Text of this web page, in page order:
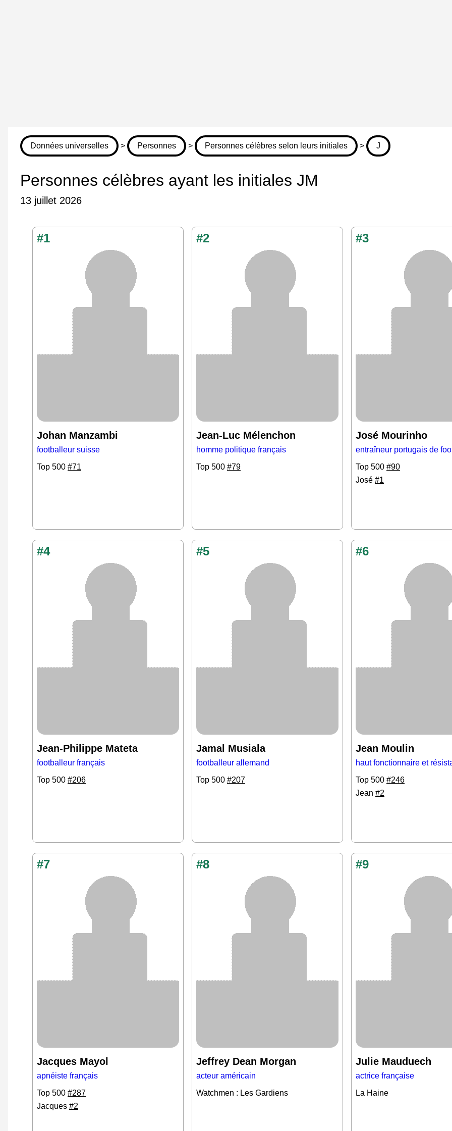
Données universelles > Personnes > Personnes célèbres selon leurs initiales > J
Personnes célèbres ayant les initiales JM
13 juillet 2026
#1
Johan Manzambi
footballeur suisse
Top 500 #71
#2
Jean-Luc Mélenchon
homme politique français
Top 500 #79
#3
José Mourinho
entraîneur portugais de
Top 500 #90
José #1
#4
Jean-Philippe Mateta
footballeur français
Top 500 #206
#5
Jamal Musiala
footballeur allemand
Top 500 #207
#6
Jean Moulin
haut fonctionnaire et
Top 500 #246
Jean #2
#7
Jacques Mayol
apnéiste français
Top 500 #287
Jacques #2
#8
Jeffrey Dean Morgan
acteur américain
Watchmen : Les Gardiens
#9
Julie Mauduech
actrice française
La Haine